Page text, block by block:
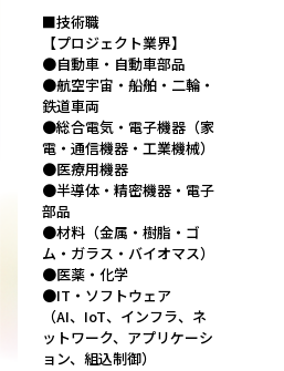
■技術職
【プロジェクト業界】
●自動車・自動車部品
●航空宇宙・船舶・二輪・
鉄道車両
●総合電気・電子機器（家
電・通信機器・工業機械）
●医療用機器
●半導体・精密機器・電子
部品
●材料（金属・樹脂・ゴ
ム・ガラス・バイオマス）
●医薬・化学
●IT・ソフトウェア
（AI、IoT、インフラ、ネ
ットワーク、アプリケーシ
ョン、組込制御）